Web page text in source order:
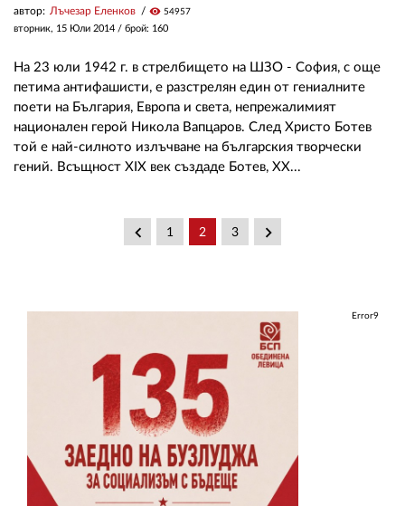
автор: Лъчезар Еленков visibility 54957
вторник, 15 Юли 2014 / брой: 160
На 23 юли 1942 г. в стрелбището на ШЗО - София, с още
петима антифашисти, е разстрелян един от гениалните
поети на България, Европа и света, непрежалимият
национален герой Никола Вапцаров. След Христо Ботев
той е най-силното излъчване на българския творчески
гений. Всъщност ХІХ век създаде Ботев, ХХ...
keyboard_arrow_left 1 2 3 keyboard_arrow_right
Error9